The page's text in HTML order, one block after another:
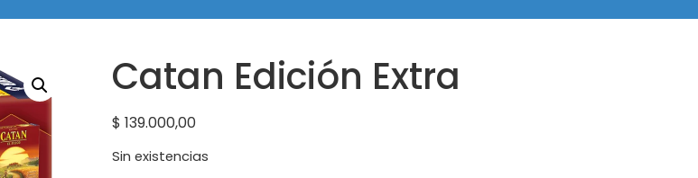
Catan Edición Extra
$ 139.000,00
Sin existencias